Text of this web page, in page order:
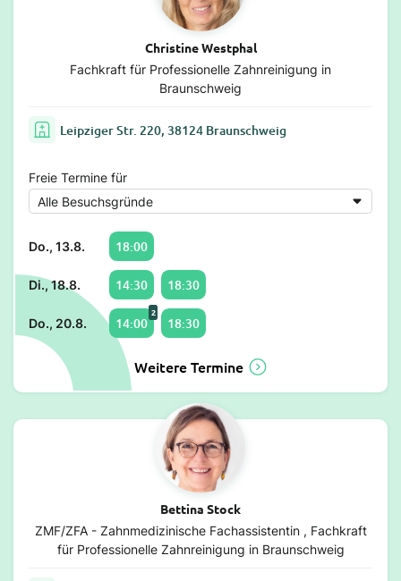
Christine Westphal
Fachkraft für Professionelle Zahnreinigung in
Braunschweig
Leipziger Str. 220, 38124 Braunschweig
Freie Termine für
Do., 13.8. 18:00
Di., 18.8. 14:30 18:30
Do., 20.8. 14:00
2
18:30
Weitere Termine
Bettina Stock
ZMF/ZFA - Zahnmedizinische Fachassistentin , Fachkraft
für Professionelle Zahnreinigung in Braunschweig